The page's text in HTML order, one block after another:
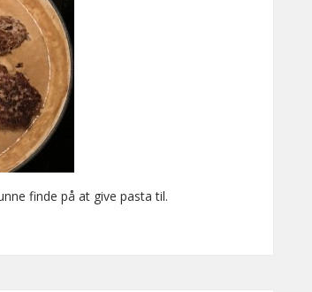
finde på at give pasta til.